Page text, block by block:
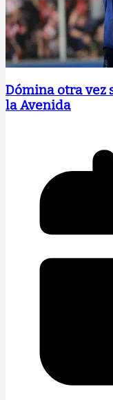
Dómina otra vez
la Avenida